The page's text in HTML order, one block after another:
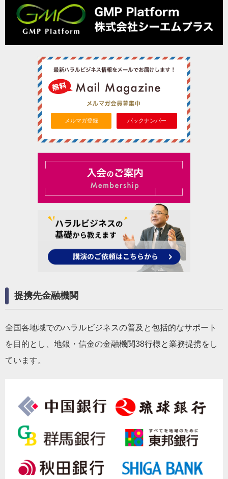
メルマガ登録 バックナンバー
提携先金融機関
全国各地域でのハラルビジネスの普及と包括的なサポート
を目的とし、地銀・信金の金融機関38行様と業務提携をし
ています。